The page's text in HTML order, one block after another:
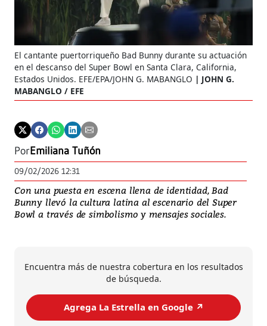
El cantante puertorriqueño Bad Bunny durante su actuación
en el descanso del Super Bowl en Santa Clara, California,
Estados Unidos. EFE/EPA/JOHN G. MABANGLO
JOHN G.
MABANGLO / EFE
PorEmiliana Tuñón
09/02/2026 12:31
Con una puesta en escena llena de identidad, Bad
Bunny llevó la cultura latina al escenario del Super
Bowl a través de simbolismo y mensajes sociales.
Encuentra más de nuestra cobertura en los resultados
de búsqueda.
Agrega La Estrella en Google ↗️